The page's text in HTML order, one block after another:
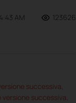
AM 123626
successiva,
versione successiva,